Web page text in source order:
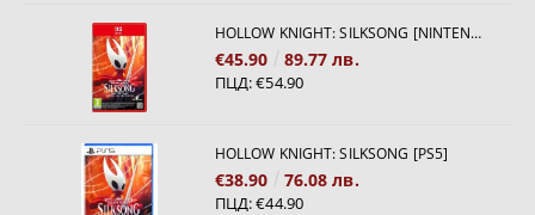
HOLLOW KNIGHT: SILKSONG [NINTENDO SWITCH 2]
€45.90 89.77 лв.
ПЦД:€54.90
HOLLOW KNIGHT: SILKSONG [PS5]
€38.90 76.08 лв.
ПЦД:€44.90